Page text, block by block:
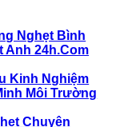
Nghẹt Bình
Anh 24h.Com
Kinh Nghiệm
Môi Trường
Chuyên